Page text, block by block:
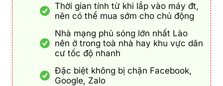
Thời gian tính từ khi lắp vào máy đt,
nên có thể mua sớm cho chủ động
Nhà mạng phủ sóng lớn nhất Lào
nên ở trong toà nhà hay khu vực dân
cư tốc độ nhanh
Đặc biệt không bị chặn Facebook,
Google, Zalo